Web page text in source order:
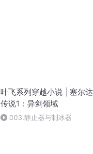
叶飞系列穿越小说 | 塞尔达
传说1：异剑领域
003.静止器与制冰器